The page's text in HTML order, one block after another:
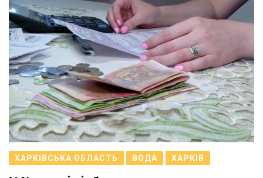
ХАРКІВСЬКА ОБЛАСТЬ ВОДА ХАРКІВ